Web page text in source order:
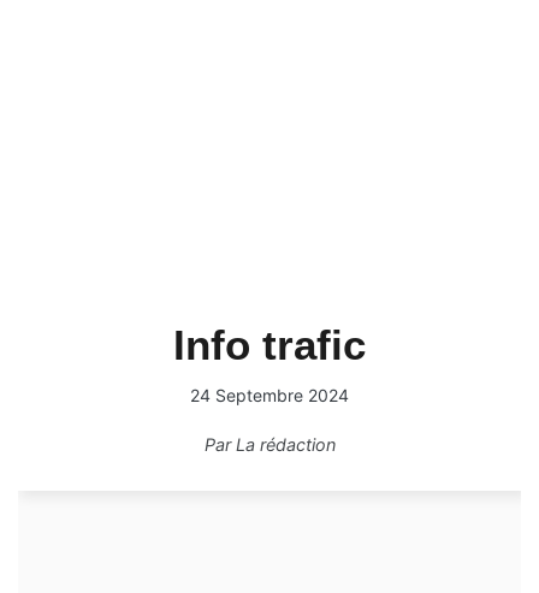
Info trafic
24 Septembre 2024
ParLa rédaction